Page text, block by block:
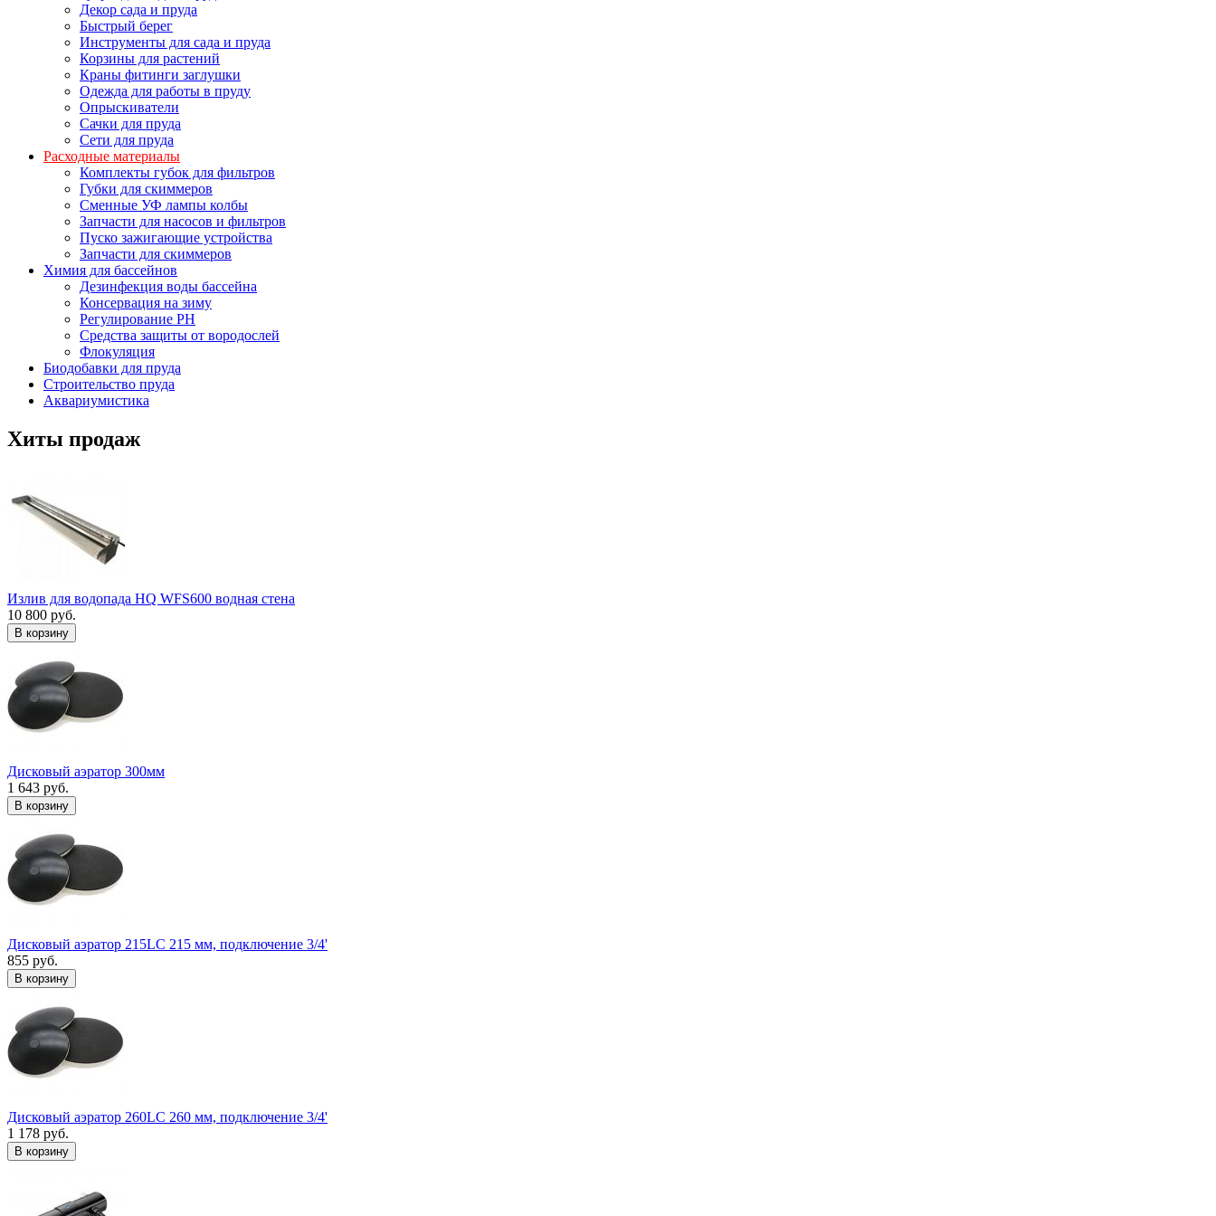
Декор сада и пруда
Быстрый берег
Инструменты для сада и пруда
Корзины для растений
Краны фитинги заглушки
Одежда для работы в пруду
Опрыскиватели
Сачки для пруда
Сети для пруда
Расходные материалы
Комплекты губок для фильтров
Губки для скиммеров
Сменные УФ лампы колбы
Запчасти для насосов и фильтров
Пуско зажигающие устройства
Запчасти для скиммеров
Химия для бассейнов
Дезинфекция воды бассейна
Консервация на зиму
Регулирование PH
Средства защиты от вородослей
Флокуляция
Биодобавки для пруда
Строительство пруда
Аквариумистика
Хиты продаж
Излив для водопада HQ WFS600 водная стена
10 800 руб.
В корзину
Дисковый аэратор 300мм
1 643 руб.
В корзину
Дисковый аэратор 215LC 215 мм, подключение 3/4'
855 руб.
В корзину
Дисковый аэратор 260LC 260 мм, подключение 3/4'
1 178 руб.
В корзину